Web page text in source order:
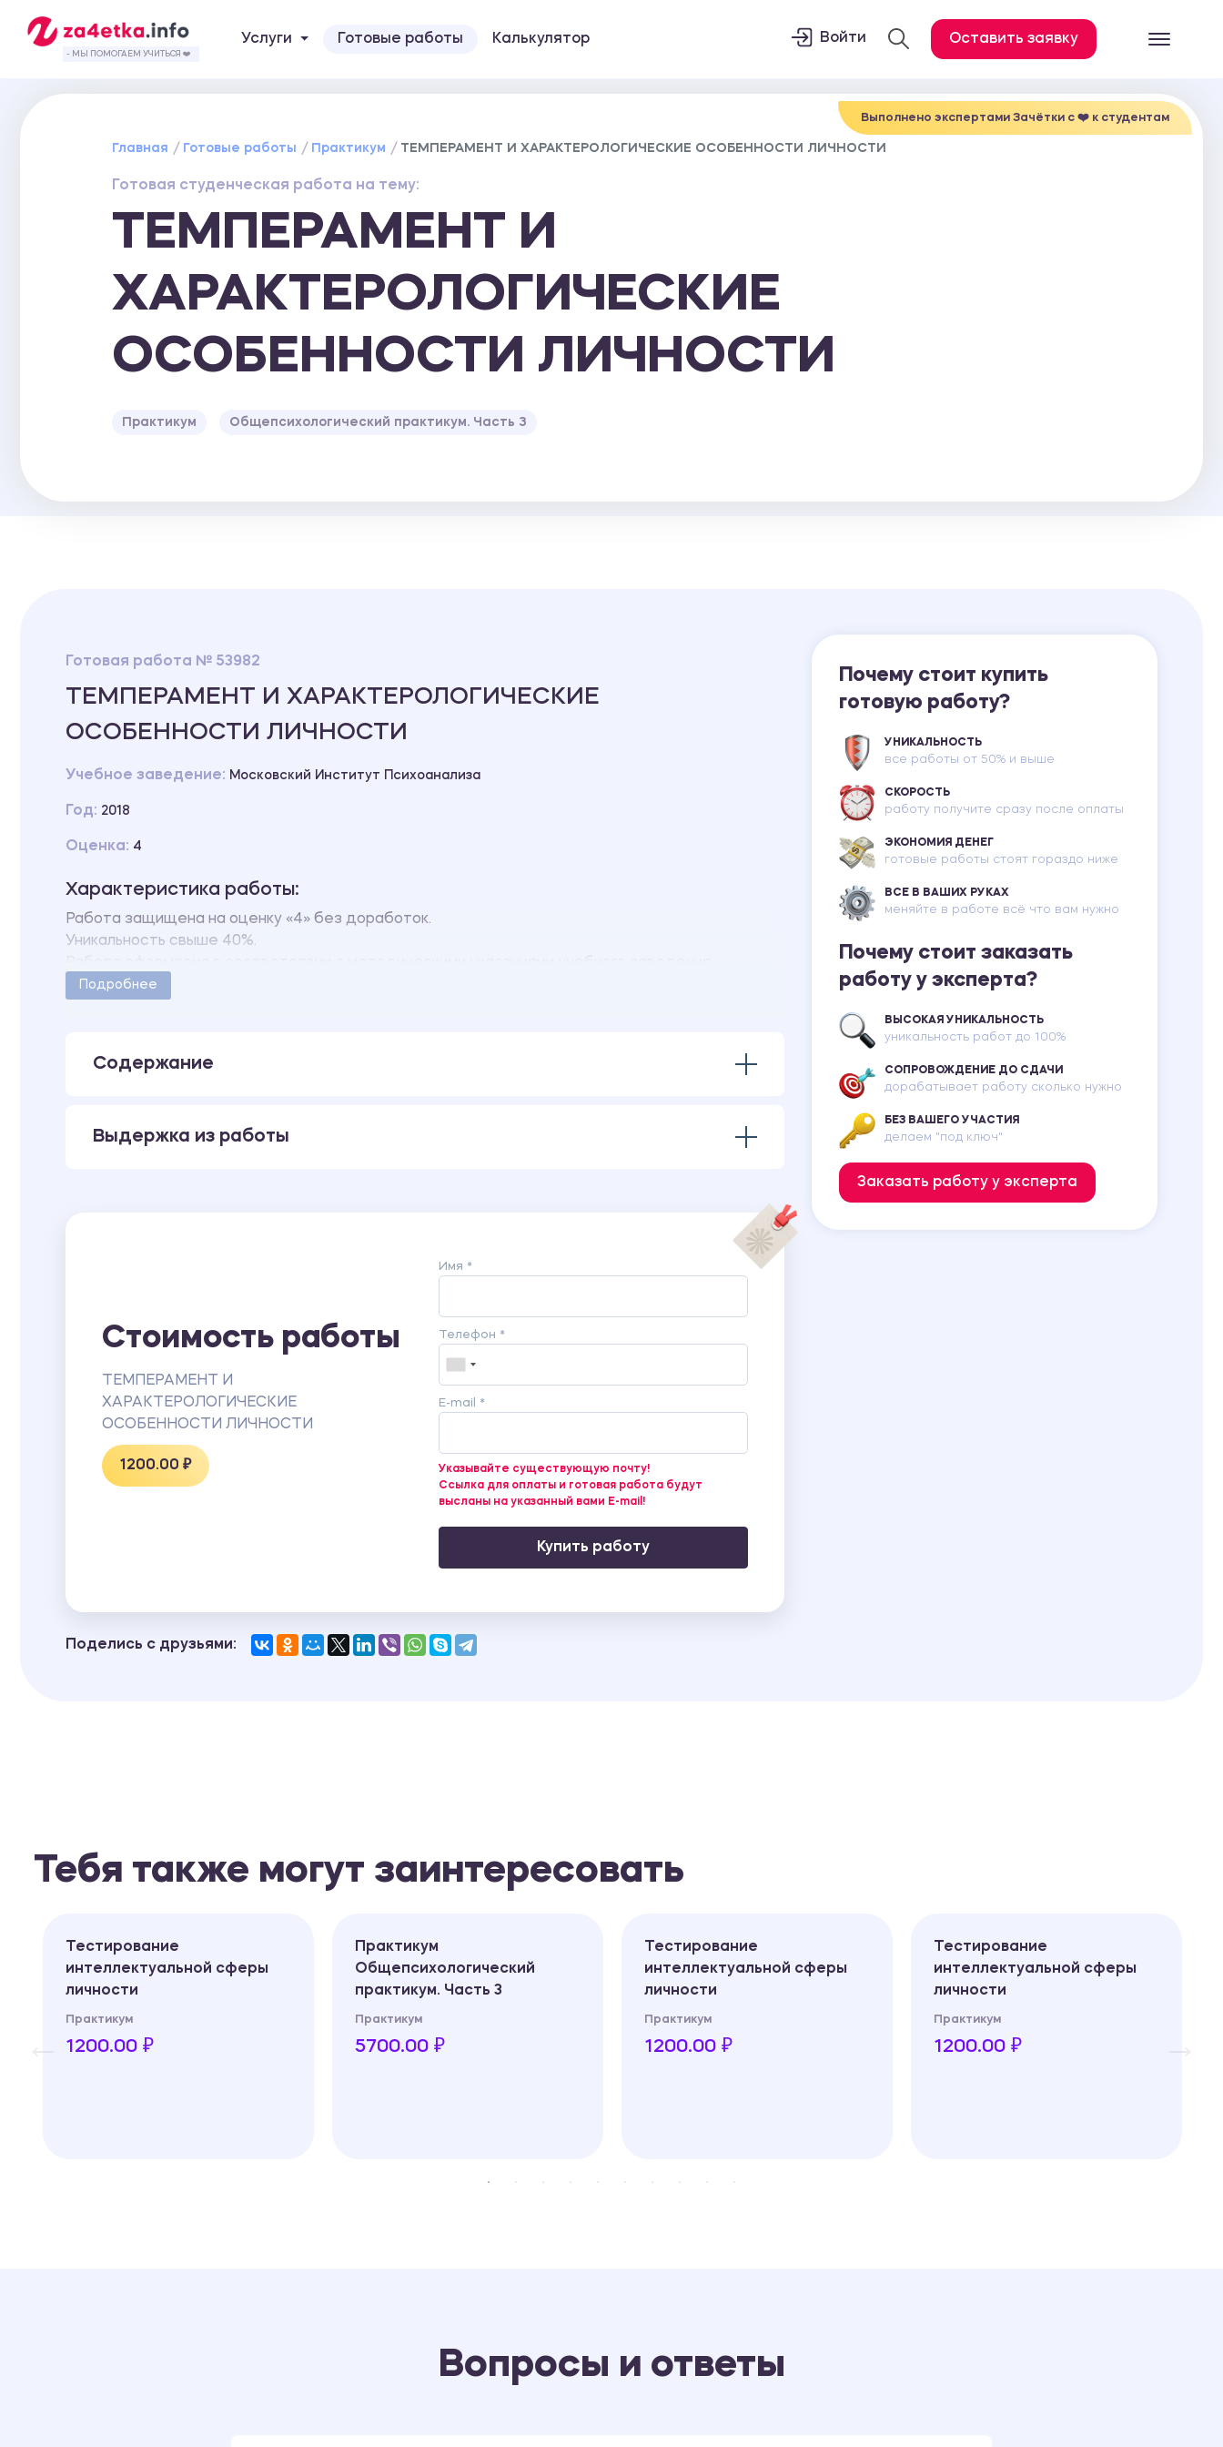
Все услуги
- МЫ ПОМОГАЕМ УЧИТЬСЯ ❤️
Услуги Готовые работы Калькулятор Войти Оставить заявку
Выполнено экспертами Зачётки c ❤️ к студентам
Главная Готовые работы Практикум ТЕМПЕРАМЕНТ И ХАРАКТЕРОЛОГИЧЕСКИЕ ОСОБЕННОСТИ ЛИЧНОСТИ
Готовая студенческая работа на тему:
ТЕМПЕРАМЕНТ И
ХАРАКТЕРОЛОГИЧЕСКИЕ
ОСОБЕННОСТИ ЛИЧНОСТИ
Практикум Общепсихологический практикум. Часть 3
Готовая работа № 53982
ТЕМПЕРАМЕНТ И ХАРАКТЕРОЛОГИЧЕСКИЕ
ОСОБЕННОСТИ ЛИЧНОСТИ
Учебное заведение: Московский Институт Психоанализа
Год: 2018
Оценка: 4
Характеристика работы:
Работа защищена на оценку «4» без доработок.
Уникальность свыше 40%.
Количество страниц - 76.
Подробнее
Содержание
Выдержка из работы
Стоимость работы
ТЕМПЕРАМЕНТ И
ХАРАКТЕРОЛОГИЧЕСКИЕ
ОСОБЕННОСТИ ЛИЧНОСТИ
1200.00 ₽
Имя *
Телефон *
E-mail *
Указывайте существующую почту!
Ссылка для оплаты и готовая работа будут
высланы на указанный вами E-mail!
Купить работу
Почему стоит купить
готовую работу?
УНИКАЛЬНОСТЬ
все работы от 50% и выше
СКОРОСТЬ
работу получите сразу после оплаты
ЭКОНОМИЯ ДЕНЕГ
готовые работы стоят гораздо ниже
ВСЕ В ВАШИХ РУКАХ
меняйте в работе всё что вам нужно
Почему стоит заказать
работу у эксперта?
ВЫСОКАЯ УНИКАЛЬНОСТЬ
уникальность работ до 100%
СОПРОВОЖДЕНИЕ ДО СДАЧИ
дорабатывает работу сколько нужно
БЕЗ ВАШЕГО УЧАСТИЯ
делаем "под ключ"
Заказать работу у эксперта
Поделись с друзьями:
Тебя также могут заинтересовать
Тестирование
интеллектуальной сферы
личности
Практикум
1200.00 ₽
Практикум
Общепсихологический
практикум. Часть 3
Практикум
5700.00 ₽
Тестирование
интеллектуальной сферы
личности
Практикум
1200.00 ₽
Тестирование
интеллектуальной сферы
личности
Практикум
1200.00 ₽
Вопросы и ответы